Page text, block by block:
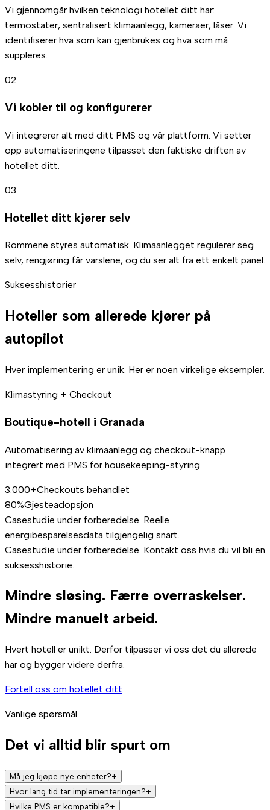
Vi gjennomgår hvilken teknologi hotellet ditt har:
termostater, sentralisert klimaanlegg, kameraer, låser. Vi
identifiserer hva som kan gjenbrukes og hva som må
suppleres.
02
Vi kobler til og konfigurerer
Vi integrerer alt med ditt PMS og vår plattform. Vi setter
opp automatiseringene tilpasset den faktiske driften av
hotellet ditt.
03
Hotellet ditt kjører selv
Rommene styres automatisk. Klimaanlegget regulerer seg
selv, rengjøring får varslene, og du ser alt fra ett enkelt panel.
Suksesshistorier
Hoteller som allerede kjører på
autopilot
Hver implementering er unik. Her er noen virkelige eksempler.
Klimastyring + Checkout
Boutique-hotell i Granada
Automatisering av klimaanlegg og checkout-knapp
integrert med PMS for housekeeping-styring.
3.000+Checkouts behandlet
80%Gjesteadopsjon
Casestudie under forberedelse. Reelle
energibesparelsesdata tilgjengelig snart.
Casestudie under forberedelse. Kontakt oss hvis du vil bli en
suksesshistorie.
Mindre sløsing. Færre overraskelser.
Mindre manuelt arbeid.
Hvert hotell er unikt. Derfor tilpasser vi oss det du allerede
har og bygger videre derfra.
Fortell oss om hotellet ditt
Vanlige spørsmål
Det vi alltid blir spurt om
Må jeg kjøpe nye enheter?+
Det avhenger av hva du allerede har. Hvis hotellet ditt har
smarte termostater, sentraliserte klimasystemer eller
Hvor lang tid tar implementeringen?+
Det avhenger av hotellets størrelse og eksisterende
Hvilke PMS er kompatible?+